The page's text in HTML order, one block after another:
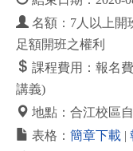
名額：7人以上開
足額開班之權利
課程費用：報名
講義)
地點：合江校區
表格： 簡章下載 |